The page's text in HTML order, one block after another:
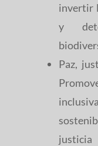
invertir
y
Paz,